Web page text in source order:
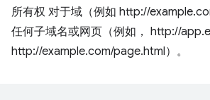
所有权 对于域（例如 http://
任何子域名或网页（例如， http://
http://example.com/page.html）。